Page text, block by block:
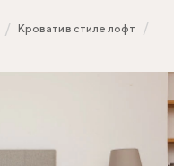
Кровати в стиле лофт